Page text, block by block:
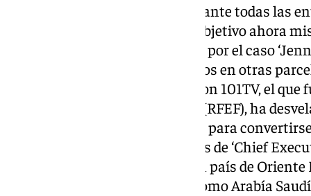
Luis Rubiales ha asegurado durante todas las
libro ‘Matar a Rubiales’ que su objetivo ahora
imagen tras dos años salpicado por el caso
mientras sigue con sus proyectos en otras
No obstante, en su entrevista con 101TV, el
Federación Española de Fútbol (RFEF), ha
federaciones de fútbol asiáticas para
gerente según las siglas inglesas de ‘Chief
de que ninguna de ellas es de un país de
sobre si podrían ser naciones como Arabía